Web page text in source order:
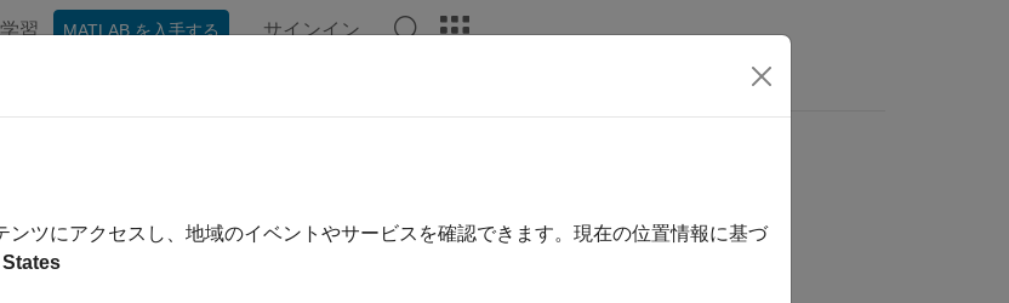
学習 MATLAB を入手する サインイン
for referenced models
for referenced models
ツにアクセスし、地域のイベントやサービスを確認できます。現在の位置情報に基づ